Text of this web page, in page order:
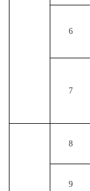
6
7
8
9